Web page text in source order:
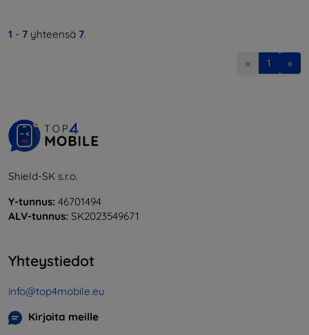
1 - 7 yhteensä 7.
« 1 »
Shield-SK s.r.o.
Y-tunnus: 46701494
ALV-tunnus: SK2023549671
Yhteystiedot
info@top4mobile.eu
Kirjoita meille